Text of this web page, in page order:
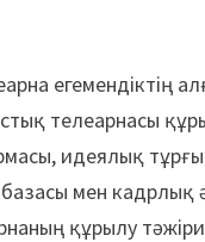
телеарнасы
идеялық
мен кадрлық
құрылу